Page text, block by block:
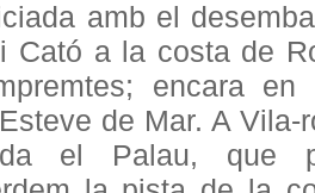
amb el
Cató a la costa de
encara
de Mar. A Vila-
el Palau, que